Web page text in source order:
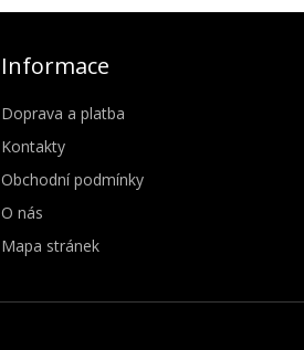
Informace
Doprava a platba
Kontakty
Obchodní podmínky
O nás
Mapa stránek